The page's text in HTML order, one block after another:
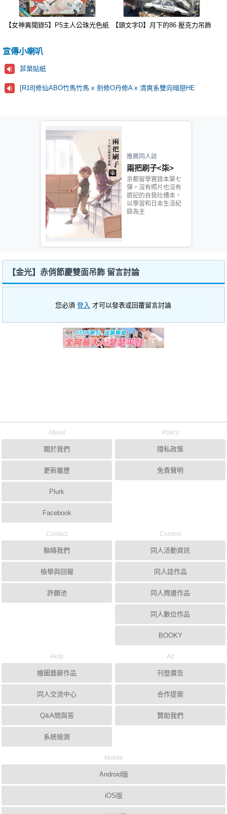
【女神異聞錄5】P5主人公珠光色紙 【頭文字D】月下的86 壓克力吊飾
宣傳小喇叭
菲葉貼紙
[R18]修仙ABO竹馬竹馬 x 劍修O丹修A x 清爽系雙向暗戀HE
推薦同人誌
兩把刷子<柒>
京都留學實錄本第七
彈。沒有照片也沒有
遊記的自我吐槽本，
以學習和日本生活紀
錄為主
【金光】赤俏節慶雙面吊飾 留言討論
您必須登入 才可以發表或回覆留言討論
About
關於我們
更新履歷
Plurk
Facebook
Policy
隱私政策
免責聲明
Contact
聯絡我們
檢舉與回報
許願池
Content
同人活動資訊
同人誌作品
同人周邊作品
同人數位作品
BOOKY
Help
繪圖藝廊作品
同人交流中心
Q&A問與答
系統檢測
Ad
刊登廣告
合作提案
贊助我們
Mobile
Android版
iOS版